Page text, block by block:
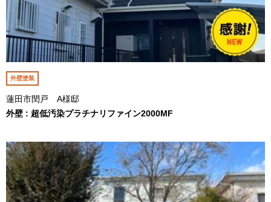
外壁塗装
蓮田市閏戸 A様邸
外壁 : 超低汚染プラチナリファイン2000MF